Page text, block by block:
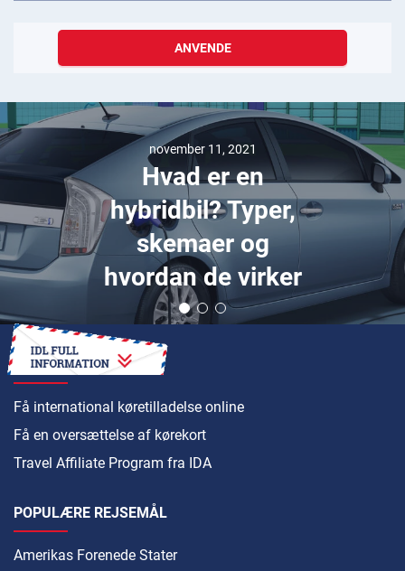
ANVENDE
november 11, 2021
Hvad er en
hybridbil? Typer,
skemaer og
hvordan de virker
SÅDAN
Få international køretilladelse online
Få en oversættelse af kørekort
Travel Affiliate Program fra IDA
POPULÆRE REJSEMÅL
Amerikas Forenede Stater